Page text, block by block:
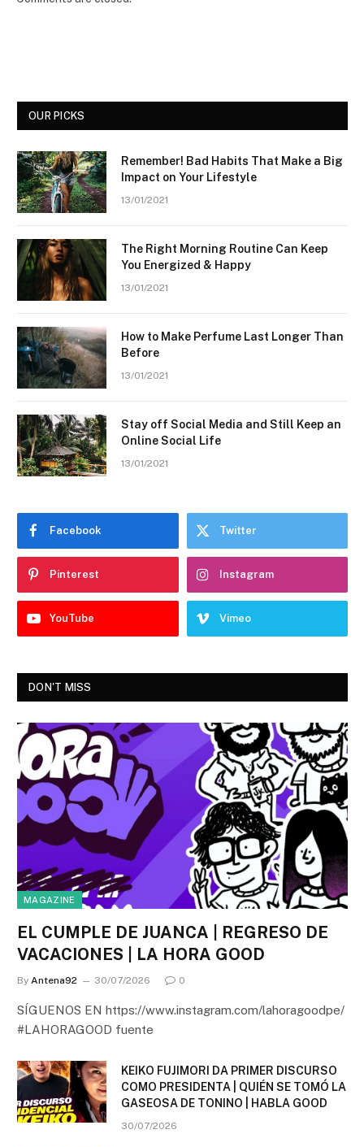
OUR PICKS
Remember! Bad Habits That Make a Big
Impact on Your Lifestyle
13/01/2021
The Right Morning Routine Can Keep
You Energized & Happy
13/01/2021
How to Make Perfume Last Longer Than
Before
13/01/2021
Stay off Social Media and Still Keep an
Online Social Life
13/01/2021
Facebook Twitter
Pinterest Instagram
YouTube Vimeo
DON'T MISS
MAGAZINE
EL CUMPLE DE JUANCA | REGRESO DE
VACACIONES | LA HORA GOOD
By Antena92 30/07/2026 0
SÍGUENOS EN https://www.instagram.com/lahoragoodpe/
#LAHORAGOOD fuente
KEIKO FUJIMORI DA PRIMER DISCURSO
COMO PRESIDENTA | QUIÉN SE TOMÓ LA
GASEOSA DE TONINO | HABLA GOOD
30/07/2026